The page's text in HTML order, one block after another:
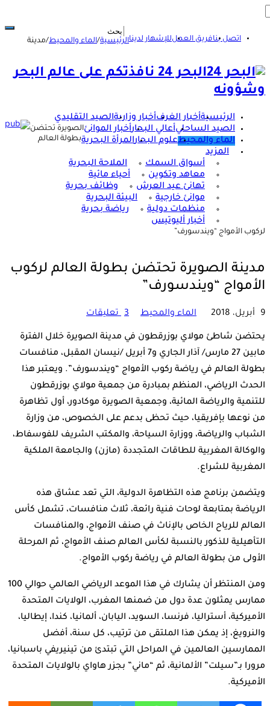
اتصل بنافريق العملللإشهار لدينا
البحر 24 نافذتكم على عالم البحر
وشؤونه
الرئيسيةأخبار الغرفأخبار وزاريةالصيد التقليدي
الصيد الساحليأعالي البحارأخبار الموانئ
الماء والمحيطعلوم البحارالمرأة البحرية
المزيد
أسواق السمك
الملاحة البحرية
معاهد وتكوين
أحياء مائية
تهانئ عيد العرش
وظائف بحرية
موانئ خارجية
البيئة البحرية
منظمات دولية
رياضة بحرية
أخبار أليوتيس
الرئيسية/الماء والمحيط/مدينة
الصويرة تحتضن
بطولة العالم
لركوب الأمواج “ويندسورف”
مدينة الصويرة تحتضن بطولة العالم لركوب
الأمواج “ويندسورف”
9 أبريل، 2018 الماء والمحيط 3 تعليقات
يحتضن شاطئ مولاي بوزرقطون في مدينة الصويرة خلال الفترة
مابين 27 مارس/ آذار الجاري و7 أبريل /نيسان المقبل، منافسات
بطولة العالم في رياضة ركوب الأمواج “ويندسورف”. ويعتبر هذا
الحدث الرياضي، المنظم بمبادرة من جمعية مولاي بوزرقطون
للتنمية والرياضة المائية، وجمعية الصويرة موكادور، أول تظاهرة
من نوعها بإفريقيا، حيث تحظى بدعم على الخصوص، من وزارة
الشباب والرياضة، ووزارة السياحة، والمكتب الشريف للفوسفاط،
والوكالة المغربية للطاقات المتجددة (مازن) والجامعة الملكية
المغربية للشراع.
ويتضمن برنامج هذه التظاهرة الدولية، التي تعد عشاق هذه
الرياضة بمتابعة لوحات فنية رائعة، ثلاث منافسات، تشمل كأس
العالم للرياح الخاص بالإناث في صنف الأمواج، والمنافسات
التأهيلية للذكور بالنسبة لكأس العالم صنف الأمواج، ثم المرحلة
الأولى من بطولة العالم في رياضة ركوب الأمواج.
ومن المنتظر أن يشارك في هذا الموعد الرياضي العالمي حوالي 100
ممارس يمثلون عدة دول من ضمنها المغرب، الولايات المتحدة
الأميركية، أستراليا، فرنسا، السويد، اليابان، ألمانيا، كندا، إيطاليا،
والنرويغ، إذ يمكن هذا الملتقى من ترتيب، كل سنة، أفضل
الممارسين العالمين في المراحل التي تبتدئ من تينيريفي باسبانيا،
مرورا بـ”سيلت” الألمانية، ثم “ماني” بجزر هاواي بالولايات المتحدة
الأميركية.